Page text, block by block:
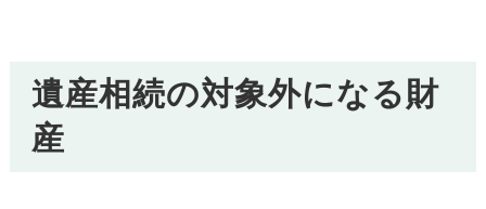
遺産相続の対象外になる財
産